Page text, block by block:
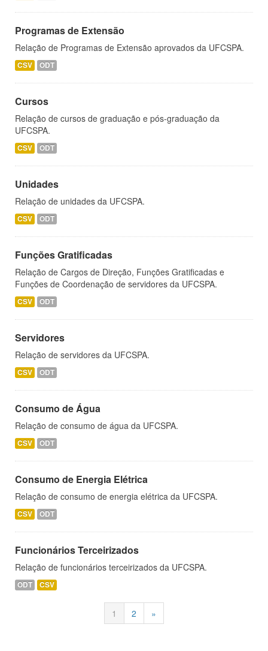
Programas de Extensão
Relação de Programas de Extensão aprovados da UFCSPA.
CSV ODT
Cursos
Relação de cursos de graduação e pós-graduação da
UFCSPA.
CSV ODT
Unidades
Relação de unidades da UFCSPA.
CSV ODT
Funções Gratificadas
Relação de Cargos de Direção, Funções Gratificadas e
Funções de Coordenação de servidores da UFCSPA.
CSV ODT
Servidores
Relação de servidores da UFCSPA.
CSV ODT
Consumo de Água
Relação de consumo de água da UFCSPA.
CSV ODT
Consumo de Energia Elétrica
Relação de consumo de energia elétrica da UFCSPA.
CSV ODT
Funcionários Terceirizados
Relação de funcionários terceirizados da UFCSPA.
ODT CSV
1 2 »